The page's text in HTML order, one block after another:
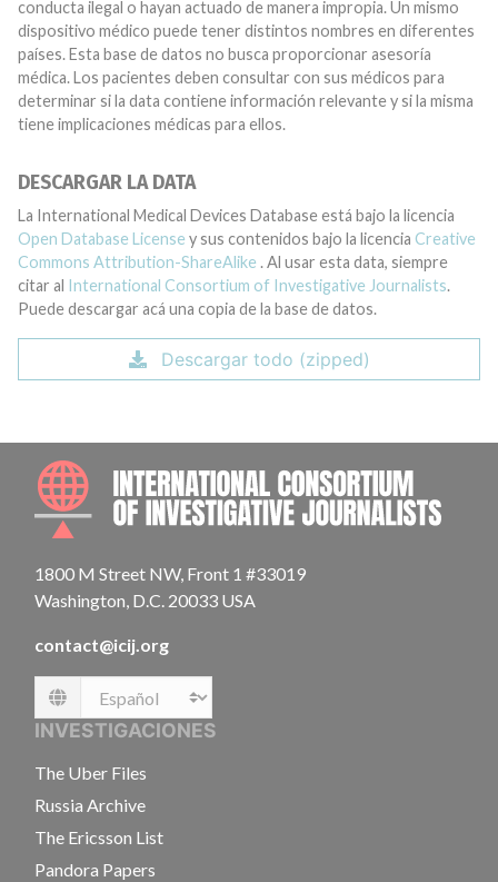
conducta ilegal o hayan actuado de manera impropia. Un mismo
dispositivo médico puede tener distintos nombres en diferentes
países. Esta base de datos no busca proporcionar asesoría
médica. Los pacientes deben consultar con sus médicos para
determinar si la data contiene información relevante y si la misma
tiene implicaciones médicas para ellos.
DESCARGAR LA DATA
La International Medical Devices Database está bajo la licencia
Open Database License y sus contenidos bajo la licencia Creative
Commons Attribution-ShareAlike . Al usar esta data, siempre
citar al International Consortium of Investigative Journalists.
Puede descargar acá una copia de la base de datos.
Descargar todo (zipped)
1800 M Street NW, Front 1 #33019
Washington, D.C. 20033 USA
contact@icij.org
Language
INVESTIGACIONES
The Uber Files
Russia Archive
The Ericsson List
Pandora Papers